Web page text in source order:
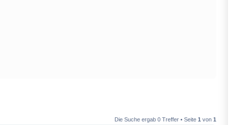
Die Suche ergab 0 Treffer • Seite 1 von 1